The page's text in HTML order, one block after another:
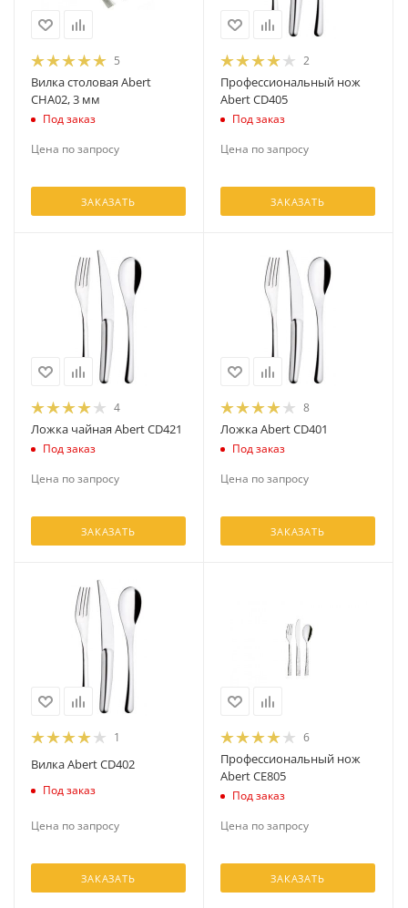
5
Вилка столовая Abert
CHA02, 3 мм
Под заказ
Цена по запросу
ЗАКАЗАТЬ
2
Профессиональный нож
Abert CD405
Под заказ
Цена по запросу
ЗАКАЗАТЬ
4
Ложка чайная Abert CD421
Под заказ
Цена по запросу
ЗАКАЗАТЬ
8
Ложка Abert CD401
Под заказ
Цена по запросу
ЗАКАЗАТЬ
1
Вилка Abert CD402
Под заказ
Цена по запросу
ЗАКАЗАТЬ
6
Профессиональный нож
Abert CE805
Под заказ
Цена по запросу
ЗАКАЗАТЬ